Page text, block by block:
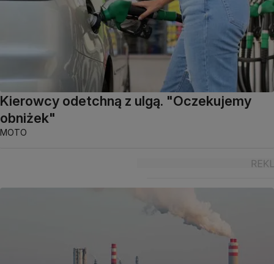
Kierowcy odetchną z ulgą. "Oczekujemy
obniżek"
MOTO